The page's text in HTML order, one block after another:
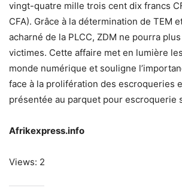
vingt-quatre mille trois cent dix francs
CFA). Grâce à la détermination de TEM
acharné de la PLCC, ZDM ne pourra
victimes. Cette affaire met en lumière
monde numérique et souligne
face à la prolifération des escroqueries
présentée au parquet pour escroquerie
Afrikexpress.info
Views: 2